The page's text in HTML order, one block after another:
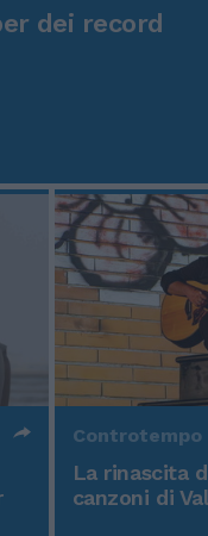
dei record
Controtempo
La rinascita
canzoni di